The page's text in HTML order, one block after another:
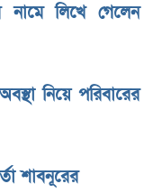
নামে লিখে গেলেন
নিয়ে পরিবারের
শাবনূরের